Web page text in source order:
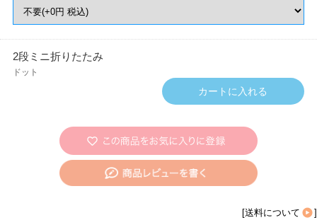
2段ミニ折りたたみ
ドット
[送料について ]